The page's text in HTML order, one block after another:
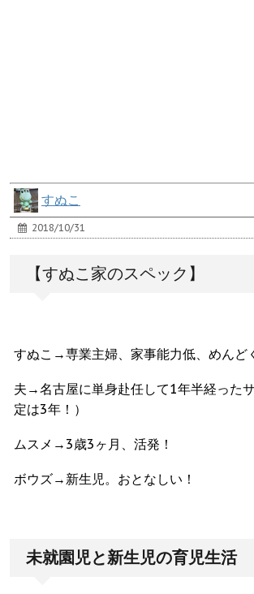
すぬこ
2018/10/31
【すぬこ家のスペック】
すぬこ→専業主婦、家事能力低、めんど
夫→名古屋に単身赴任して1年半経った
定は3年！）
ムスメ→3歳3ヶ月、活発！
ボウズ→新生児。おとなしい！
未就園児と新生児の育児生活